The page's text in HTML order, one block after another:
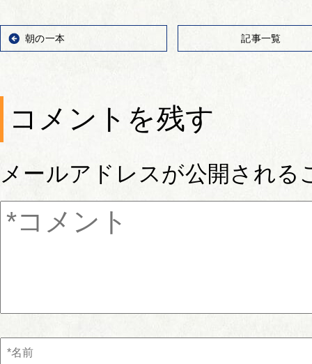
朝の一本 記事一覧
コメントを残す
メールアドレスが公開される